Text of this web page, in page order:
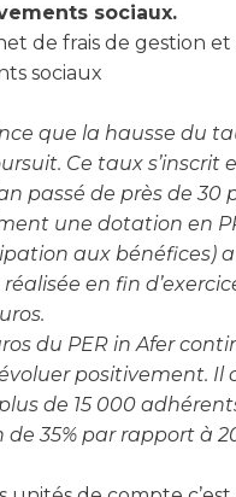
sociaux.
de frais de gestion et
sociaux
que la hausse du
Ce taux s’inscrit
passé de près de 30
une dotation en
aux bénéfices)
en fin
du PER in Afer
positivement. Il
de 15 000
de 35% par rapport à